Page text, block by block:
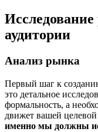
аудитории
Анализ рынка
Первый шаг к
это детальное
формальность, а
движет вашей
именно мы должны